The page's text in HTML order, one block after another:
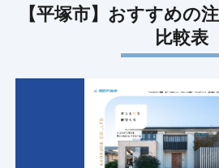
【平塚市】おすすめの
比較表